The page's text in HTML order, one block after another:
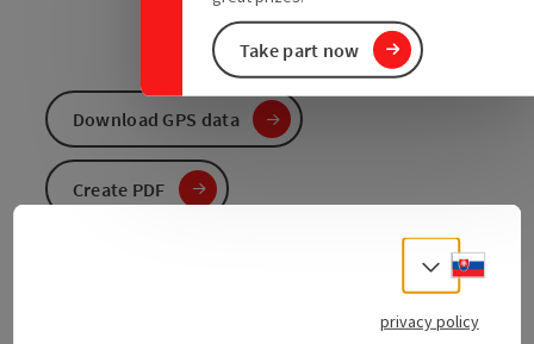
Take part now
Download GPS data
Create PDF
Select
privacy policy